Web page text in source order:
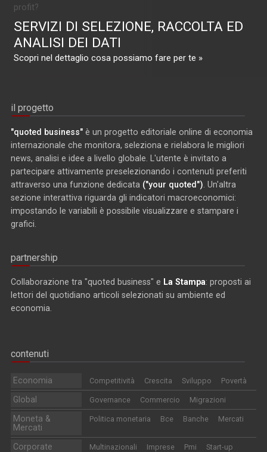
profit?
SERVIZI DI SELEZIONE, RACCOLTA ED
ANALISI DEI DATI
Scopri nel dettaglio cosa possiamo fare per te »
il progetto
"quoted business" è un progetto editoriale online di economia
internazionale che monitora, seleziona e rielabora le migliori
news, analisi e idee a livello globale. L'utente è invitato a
partecipare attivamente preselezionando i contenuti preferiti
attraverso una funzione dedicata ("your quoted") . Un'altra
sezione interattiva riguarda gli indicatori macroeconomici:
impostando le variabili è possibile visualizzare e stampare i
grafici.
partnership
Collaborazione tra "quoted business" e La Stampa: proposti ai
lettori del quotidiano articoli selezionati su ambiente ed
economia.
contenuti
Economia Competitività Crescita Sviluppo Povertà
Global Governance Commercio Migrazioni
Moneta &
Mercati
Politica monetaria Bce Banche Mercati
Corporate Multinazionali Imprese Pmi Start-up